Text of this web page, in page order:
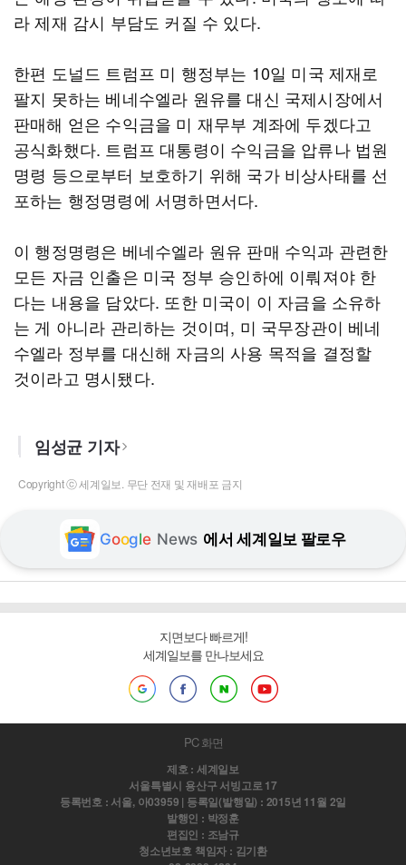
라 제재 감시 부담도 커질 수 있다.
한편 도널드 트럼프 미 행정부는 10일 미국 제재로
팔지 못하는 베네수엘라 원유를 대신 국제시장에서
판매해 얻은 수익금을 미 재무부 계좌에 두겠다고
공식화했다. 트럼프 대통령이 수익금을 압류나 법원
명령 등으로부터 보호하기 위해 국가 비상사태를 선
포하는 행정명령에 서명하면서다.
이 행정명령은 베네수엘라 원유 판매 수익과 관련한
모든 자금 인출은 미국 정부 승인하에 이뤄져야 한
다는 내용을 담았다. 또한 미국이 이 자금을 소유하
는 게 아니라 관리하는 것이며, 미 국무장관이 베네
수엘라 정부를 대신해 자금의 사용 목적을 결정할
것이라고 명시됐다.
임성균 기자
Copyright ⓒ 세계일보. 무단 전재 및 재배포 금지
Google News 에서 세계일보 팔로우
지면보다 빠르게!
세계일보를 만나보세요
PC 화면
제호 : 세계일보
서울특별시 용산구 서빙고로 17
등록번호 : 서울, 아03959 | 등록일(발행일) : 2015년 11월 2일
발행인 : 박정훈
편집인 : 조남규
청소년보호 책임자 : 김기환